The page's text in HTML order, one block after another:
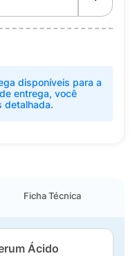
disponíveis para a
entrega, você
detalhada.
Ficha Técnica
Ácido